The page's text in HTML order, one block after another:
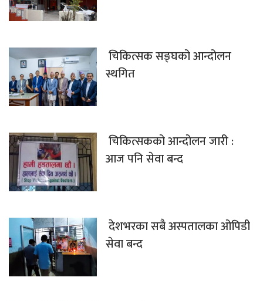
चिकित्सक सङ्घको आन्दोलन
स्थगित
चिकित्सकको आन्दोलन जारी :
आज पनि सेवा बन्द
देशभरका सबै अस्पतालका ओपिडी
सेवा बन्द